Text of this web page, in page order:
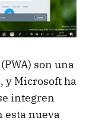
son una
y Microsoft ha
integren
esta nueva